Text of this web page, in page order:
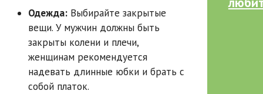
Одежда: Выбирайте закрытые
вещи. У мужчин должны быть
закрыты колени и плечи,
женщинам рекомендуется
надевать длинные юбки и брать с
собой платок.